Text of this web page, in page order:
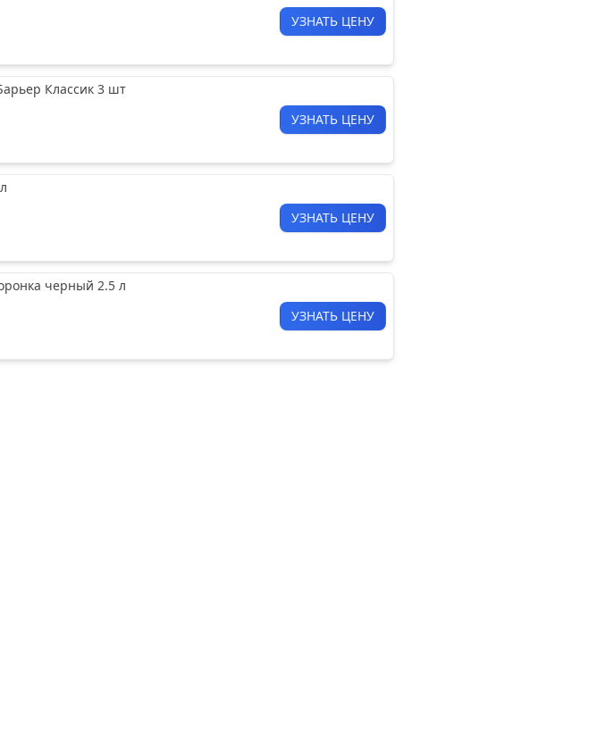
УЗНАТЬ ЦЕНУ
Классик 3 шт
УЗНАТЬ ЦЕНУ
УЗНАТЬ ЦЕНУ
черный 2.5 л
УЗНАТЬ ЦЕНУ